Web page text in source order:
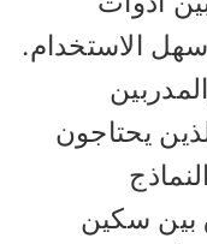
الاستخدام.
يحتاجون
سكين